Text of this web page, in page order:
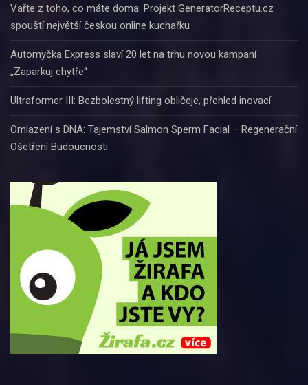
Vařte z toho, co máte doma: Projekt GeneratorReceptu.cz
spouští největší českou online kuchařku
Automyčka Express slaví 20 let na trhu novou kampaní
„Zaparkuj chytře“
Ultraformer III: Bezbolestný lifting obličeje, přehled inovací
Omlazení s DNA: Tajemství Salmon Sperm Facial – Regenerační
Ošetření Budoucnosti